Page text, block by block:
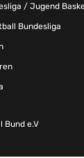
/ Jugend
Bundesliga
Bund e.V